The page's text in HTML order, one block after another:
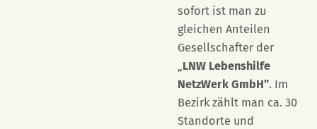
sofort ist man zu
gleichen Anteilen
Gesellschafter der
LNW Lebenshilfe
NetzWerk GmbH”. Im
Bezirk zählt man ca. 30
Standorte und